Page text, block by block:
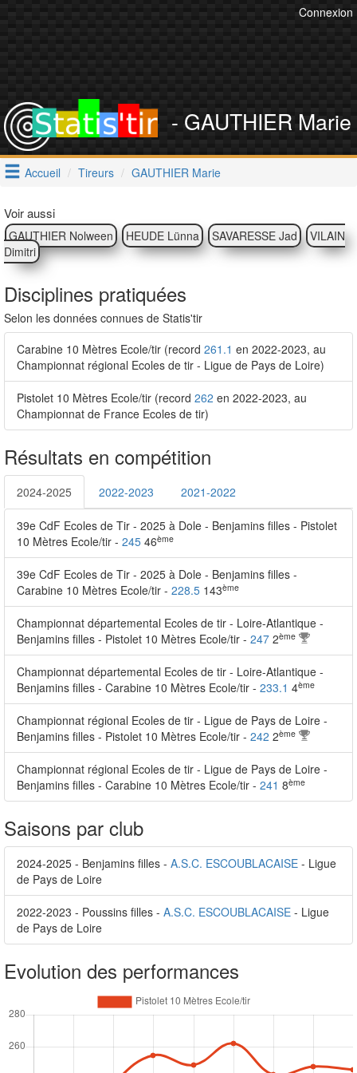
Connexion
- GAUTHIER Marie
Accueil Tireurs GAUTHIER Marie
Voir aussi
GAUTHIER Nolween HEUDE Lünna SAVARESSE Jad
VILAIN
Dimitri
Disciplines pratiquées
Selon les données connues de Statis'tir
Carabine 10 Mètres Ecole/tir (record 261.1 en 2022-2023, au
Championnat régional Ecoles de tir - Ligue de Pays de Loire)
Pistolet 10 Mètres Ecole/tir (record 262 en 2022-2023, au
Championnat de France Ecoles de tir)
Résultats en compétition
2024-2025 2022-2023 2021-2022
39e CdF Ecoles de Tir - 2025 à Dole - Benjamins filles - Pistolet
10 Mètres Ecole/tir - 245 46ème
39e CdF Ecoles de Tir - 2025 à Dole - Benjamins filles -
Carabine 10 Mètres Ecole/tir - 228.5 143ème
Championnat départemental Ecoles de tir - Loire-Atlantique -
Benjamins filles - Pistolet 10 Mètres Ecole/tir - 247 2ème
Championnat départemental Ecoles de tir - Loire-Atlantique -
Benjamins filles - Carabine 10 Mètres Ecole/tir - 233.1 4ème
Championnat régional Ecoles de tir - Ligue de Pays de Loire -
Benjamins filles - Pistolet 10 Mètres Ecole/tir - 242 2ème
Championnat régional Ecoles de tir - Ligue de Pays de Loire -
Benjamins filles - Carabine 10 Mètres Ecole/tir - 241 8ème
Saisons par club
2024-2025 - Benjamins filles - A.S.C. ESCOUBLACAISE - Ligue
de Pays de Loire
2022-2023 - Poussins filles - A.S.C. ESCOUBLACAISE - Ligue
de Pays de Loire
Evolution des performances